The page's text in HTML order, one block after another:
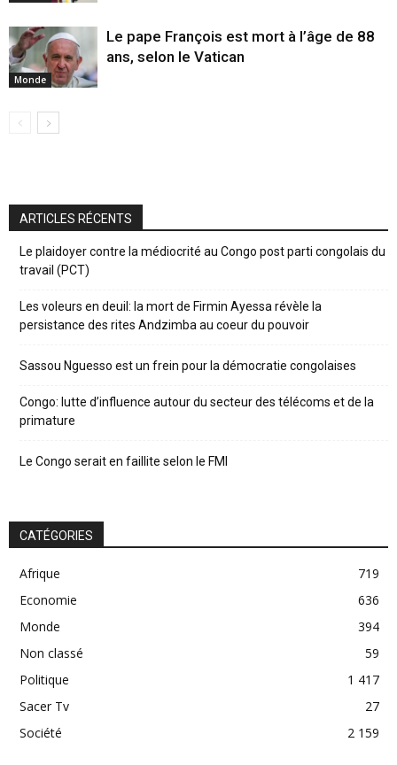
Monde
Le pape François est mort à l’âge de 88
ans, selon le Vatican
ARTICLES RÉCENTS
Le plaidoyer contre la médiocrité au Congo post parti congolais du
travail (PCT)
Les voleurs en deuil: la mort de Firmin Ayessa révèle la
persistance des rites Andzimba au coeur du pouvoir
Sassou Nguesso est un frein pour la démocratie congolaises
Congo: lutte d’influence autour du secteur des télécoms et de la
primature
Le Congo serait en faillite selon le FMI
CATÉGORIES
Afrique
719
Economie
636
Monde
394
Non classé
59
Politique
1 417
Sacer Tv
27
Société
2 159